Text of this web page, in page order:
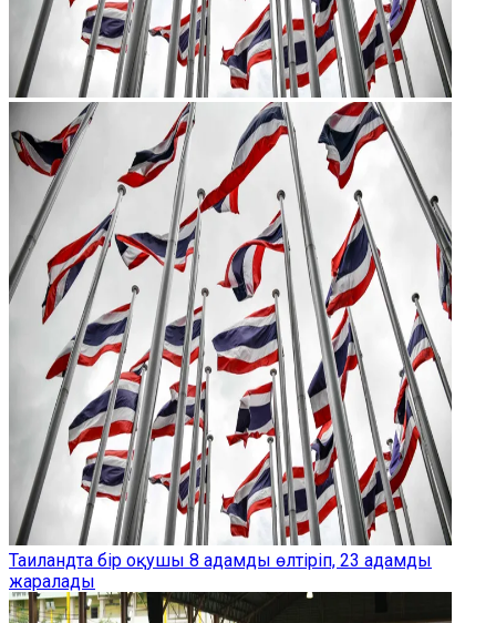
Таиландта бір оқушы 8 адамды өлтіріп, 23 адамды
жаралады